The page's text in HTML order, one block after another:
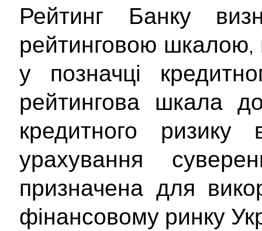
Рейтинг Банку
рейтинговою шкалою,
у позначці
рейтингова шкала
кредитного ризику
урахування
призначена для
фінансовому ринку